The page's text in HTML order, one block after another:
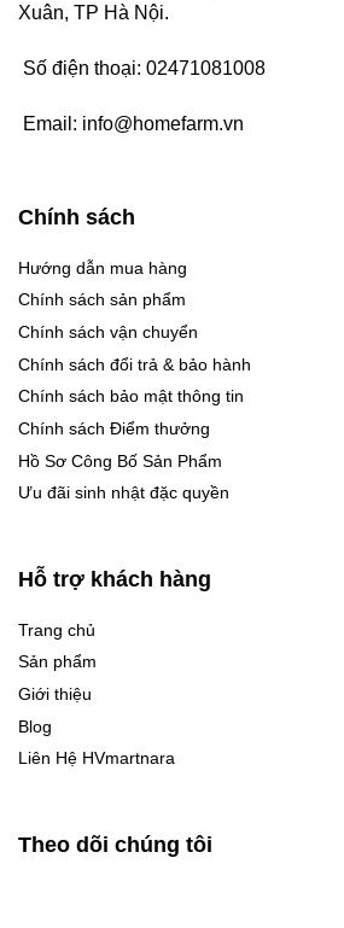
Xuân, TP Hà Nội.
Số điện thoại: 02471081008
Email: info@homefarm.vn
Chính sách
Hướng dẫn mua hàng
Chính sách sản phẩm
Chính sách vận chuyển
Chính sách đổi trả & bảo hành
Chính sách bảo mật thông tin
Chính sách Điểm thưởng
Hồ Sơ Công Bố Sản Phẩm
Ưu đãi sinh nhật đặc quyền
Hỗ trợ khách hàng
Trang chủ
Sản phẩm
Giới thiệu
Blog
Liên Hệ HVmartnara
Theo dõi chúng tôi